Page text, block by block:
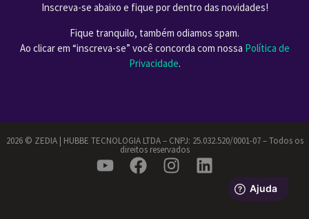
Inscreva-se abaixo e fique por dentro das novidades!
Fique tranquilo, também odiamos spam.
Ao clicar em “inscreva-se” você concorda com nossa Política de
Privacidade.
2026 ©️ ZEDIA | HUBBE TECNOLOGIA LTDA – CNPJ: 25.032.520/0001-07 – Todos os
direitos reservados